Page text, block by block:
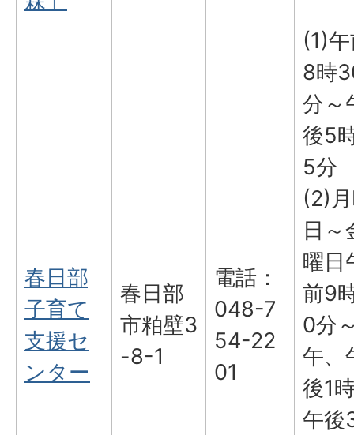
春日部
子育て
支援セ
ンター
春日部
市粕壁3
-8-1
電話：
048-7
54-22
01
(1)
8時
分～
後5
5分
(2)
日～
曜日
前9
0分
午、
後1
午後